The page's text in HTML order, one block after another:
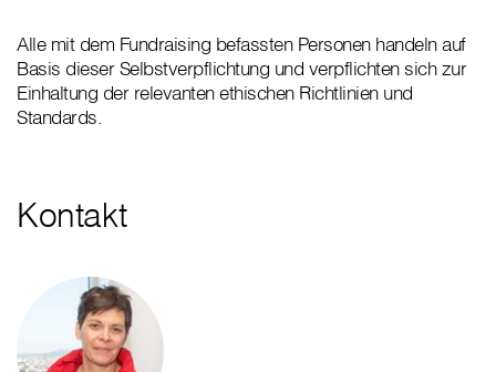
Alle mit dem Fundraising befassten Personen handeln auf
Basis dieser Selbstverpflichtung und verpflichten sich zur
Einhaltung der relevanten ethischen Richtlinien und
Standards.
Kontakt